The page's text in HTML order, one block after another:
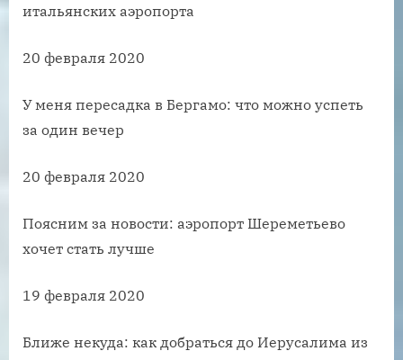
итальянских аэропорта
20 февраля 2020
У меня пересадка в Бергамо: что можно успеть
за один вечер
20 февраля 2020
Поясним за новости: аэропорт Шереметьево
хочет стать лучше
19 февраля 2020
Ближе некуда: как добраться до Иерусалима из